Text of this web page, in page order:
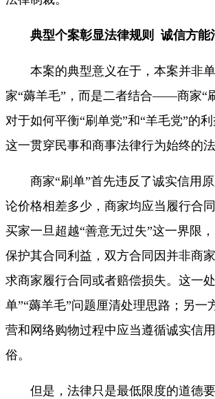
典型个案彰显法律规则 诚信方能
本案的典型意义在于，本案并非单
家“薅羊毛”，而是二者结合——商家“
对于如何平衡“刷单党”和“羊毛党”的
这一贯穿民事和商事法律行为始终的法
商家“刷单”首先违反了诚实信用原
论价格相差多少，商家均应当履行合
买家一旦超越“善意无过失”这一界限
保护其合同利益，双方合同因并非商
求商家履行合同或者赔偿损失。这一
单”“薅羊毛”问题厘清处理思路；另
营和网络购物过程中应当遵循诚实信
俗。
但是，法律只是最低限度的道德要